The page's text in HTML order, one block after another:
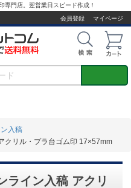
専門店。翌営業日スピード作成！
会員登録
マイページ
入稿
クリル・プラ台ゴム印 17×57mm
ライン入稿 アクリ